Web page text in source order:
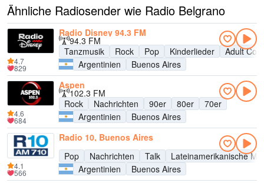
Ähnliche Radiosender wie Radio Belgrano
Radio Disney 94.3 FM
94.3 FM
Tanzmusik
Rock Pop Kinderlieder
Adult
Argentinien
Buenos Aires
4.7
829
Aspen
102.3 FM
Rock
Nachrichten 90er 80er
70er
Argentinien
Buenos Aires
4.6
684
Radio 10, Buenos Aires
Pop
Nachrichten Talk
Lateinamerikanische
Argentinien
Buenos Aires
4.1
566